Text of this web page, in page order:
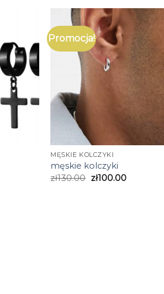
Promocja!
MĘSKIE KOLCZYKI
męskie kolczyki
zł130.00 zł100.00